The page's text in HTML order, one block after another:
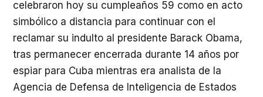
celebraron hoy su cumpleaños 59 como en acto
simbólico a distancia para continuar con el
reclamar su indulto al presidente Barack Obama,
tras permanecer encerrada durante 14 años por
espiar para Cuba mientras era analista de la
Agencia de Defensa de Inteligencia de Estados